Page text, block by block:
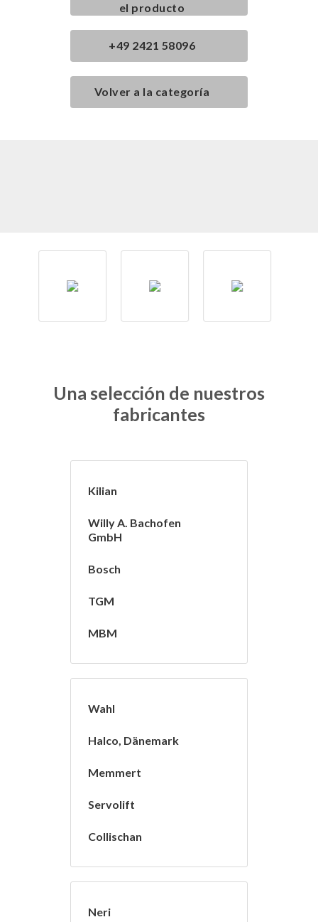
el producto
+49 2421 58096
Volver a la categoría
Una selección de nuestros
fabricantes
Kilian
Willy A. Bachofen
GmbH
Bosch
TGM
MBM
Wahl
Halco, Dänemark
Memmert
Servolift
Collischan
Neri